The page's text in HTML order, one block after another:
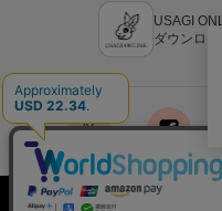
PATRICK
Philly chocolate
フィリーチョコレート
USAGI
ダウンロー
x facebook
Copyright © 2018 Usagi